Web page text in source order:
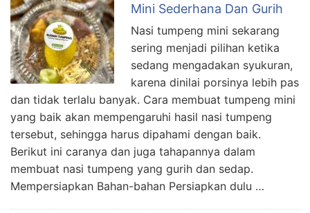
Mini Sederhana Dan Gurih
Nasi tumpeng mini sekarang
sering menjadi pilihan ketika
sedang mengadakan syukuran,
karena dinilai porsinya lebih pas
dan tidak terlalu banyak. Cara membuat tumpeng mini
yang baik akan mempengaruhi hasil nasi tumpeng
tersebut, sehingga harus dipahami dengan baik.
Berikut ini caranya dan juga tahapannya dalam
membuat nasi tumpeng yang gurih dan sedap.
Mempersiapkan Bahan-bahan Persiapkan dulu …